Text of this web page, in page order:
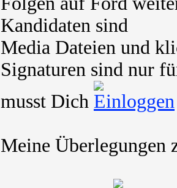
Kandidaten sind
Media Dateien und
Signaturen sind nur
musst Dich
Meine Überlegungen